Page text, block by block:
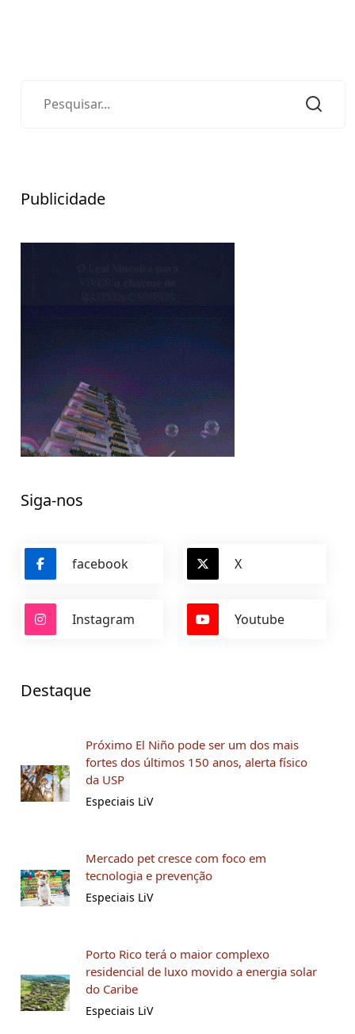
Publicidade
Siga-nos
facebook X
Instagram Youtube
Destaque
Próximo El Niño pode ser um dos mais
fortes dos últimos 150 anos, alerta físico
da USP
Especiais LiV
Mercado pet cresce com foco em
tecnologia e prevenção
Especiais LiV
Porto Rico terá o maior complexo
residencial de luxo movido a energia solar
do Caribe
Especiais LiV